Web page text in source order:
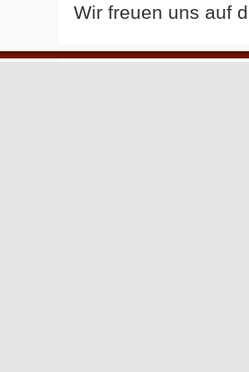
Wir freuen uns auf